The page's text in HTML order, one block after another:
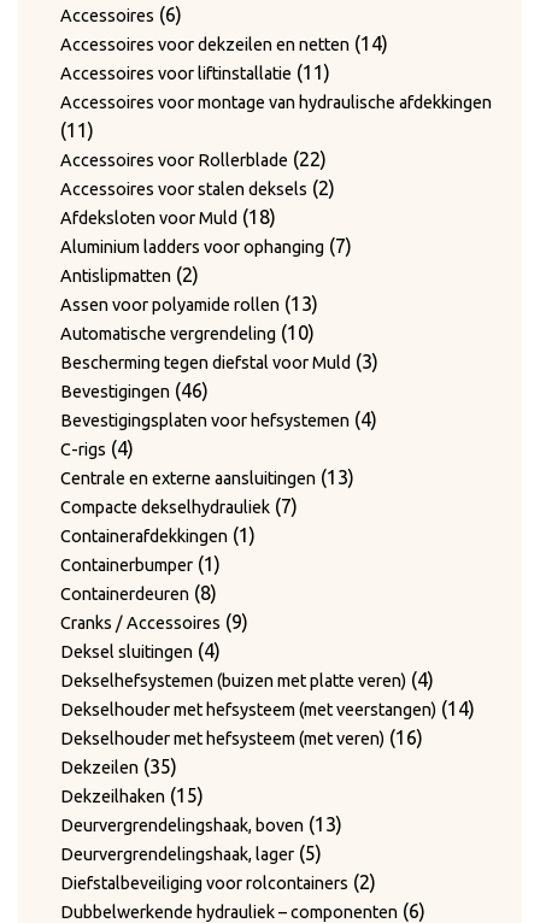
Accessoires 66
producten
Accessoires voor dekzeilen en netten 1414
Accessoires voor liftinstallatie 1111
producten
Accessoires voor montage van hydraulische afdekkingen
1111
producten
Accessoires voor Rollerblade 2222
producten
Accessoires voor stalen deksels 22
Afdeksloten voor Muld 1818
producten
Aluminium ladders voor ophanging 77
Antislipmatten 22
producten
Assen voor polyamide rollen 1313
producten
Automatische vergrendeling 1010
producten
Bescherming tegen diefstal voor Muld 33
Bevestigingen 4646
producten
Bevestigingsplaten voor hefsystemen 44
C-rigs 44
producten
Centrale en externe aansluitingen 1313
Compacte dekselhydrauliek 77
Containerafdekkingen 11
Containerbumper 11
product
Containerdeuren 88
producten
Cranks / Accessoires 99
Deksel sluitingen 44
producten
Dekselhefsystemen (buizen met platte veren) 44
producten
Dekselhouder met hefsysteem (met veerstangen) 1414
Dekselhouder met hefsysteem (met veren) 1616
Dekzeilen 3535
producten
Dekzeilhaken 1515
producten
Deurvergrendelingshaak, boven 1313
Deurvergrendelingshaak, lager 55
producten
Diefstalbeveiliging voor rolcontainers 22
producten
Dubbelwerkende hydrauliek – componenten 66